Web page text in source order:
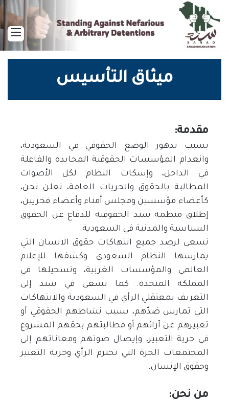
ميثاق التأسيس
مقدمة:
بسبب تدهور الوضع الحقوقي في السعودية،
وانعدام المؤسسات الحقوقية المحايدة والفاعلة
في الداخل، وإسكات النظام لكل الأصوات
المطالبة بالحقوق والحريات العامة، نعلن نحن،
كأعضاء مؤسسين ومجلس أمناء وأعضاء فخريين،
إطلاق منظمة سند الحقوقية للدفاع عن الحقوق
السياسية والمدنية في السعودية.
نسعى لرصد جميع انتهاكات حقوق الانسان التي
يمارسها النظام السعودي وكشفها للإعلام
العالمي والمؤسسات الغربية، وتسجيلها في
المملكة المتحدة. كما نسعى في سند إلى
التعريف بمعتقلي الرأي في السعودية والانتهاكات
التي تمارس ضدّهم، بسبب نشاطهم الحقوقي أو
تعبيرهم عن آرائهم أو مطالبتهم بحقهم المشروع
في حرية التعبير، وإيصال صوتهم ومعاناتهم إلى
المجتمعات الحرة التي تحترم الرأي وحرية التعبير
وحقوق الإنسان.
من نحن: